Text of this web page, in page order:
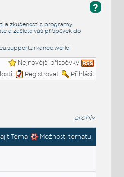
?
a zkušenosti s programy
a zašlete váš příspěvek do
Nejnovější příspěvky
Registrovat Přihlásit
archiv
Téma Možnosti tématu